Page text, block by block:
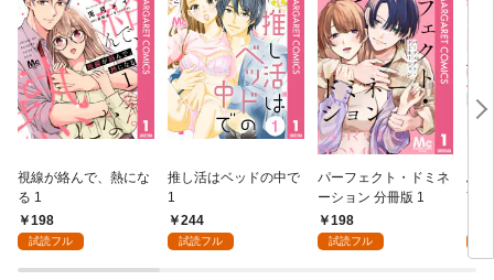
視線が絡んで、熱にな
る 1
198
試読フル
推し活はベッドの中で
1
244
試読フル
パーフェクト・ドミネ
ーション 分冊版 1
198
試読フル
ふ
言